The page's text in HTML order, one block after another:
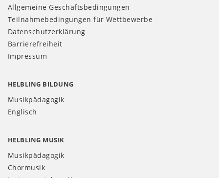
Allgemeine Geschäftsbedingungen
Teilnahmebedingungen für Wettbewerbe
Datenschutzerklärung
Barrierefreiheit
Impressum
HELBLING BILDUNG
Musikpädagogik
Englisch
HELBLING MUSIK
Musikpädagogik
Chormusik